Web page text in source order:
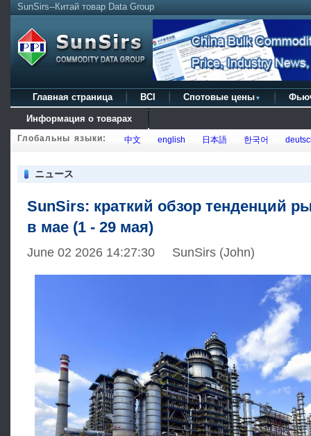
SunSirs--Китай товар Data Group
Главная страница BCI Спотовые цены ▼
Информация о товарах
Глобальны языки: 中文 english 日本語 한국어
ニュース
SunSirs: краткий обзор тенденций
в мае (1 - 29 мая)
June 02 2026 14:27:30 SunSirs (John)